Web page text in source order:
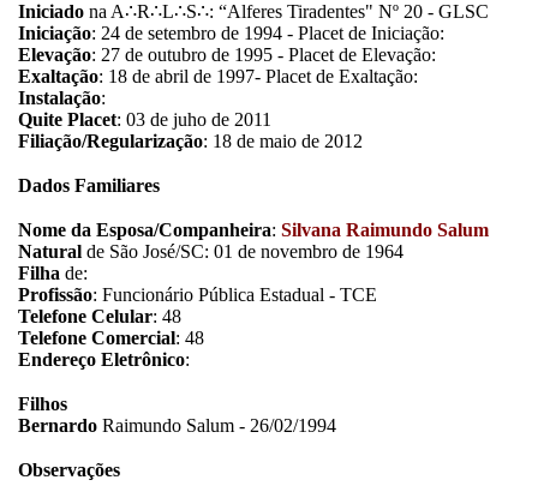
Iniciado na A∴R∴L∴S∴: “Alferes Tiradentes" Nº 20 - GLSC
Iniciação: 24 de setembro de 1994 - Placet de Iniciação:
Elevação: 27 de outubro de 1995 - Placet de Elevação:
Exaltação: 18 de abril de 1997- Placet de Exaltação:
Instalação:
Quite Placet: 03 de juho de 2011
Filiação/Regularização: 18 de maio de 2012
Dados Familiares
Nome da Esposa/Companheira: Silvana Raimundo Salum
Natural de São José/SC: 01 de novembro de 1964
Filha de:
Profissão: Funcionário Pública Estadual - TCE
Telefone Celular: 48
Telefone Comercial: 48
Endereço Eletrônico:
Filhos
Bernardo Raimundo Salum - 26/02/1994
Observações